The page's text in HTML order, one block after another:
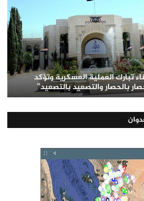
تبارك العملية العسكرية وتؤكد
بالحصار والتصعيد بالتصعيد”